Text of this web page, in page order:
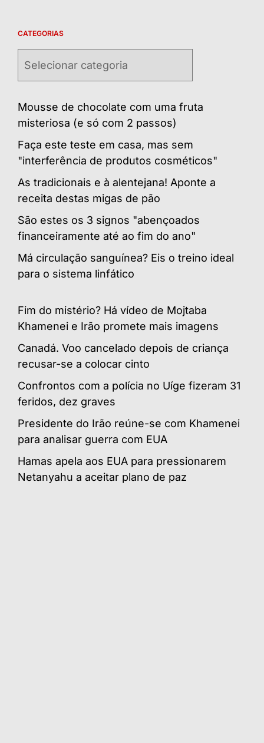
CATEGORIAS
Mousse de chocolate com uma fruta
misteriosa (e só com 2 passos)
Faça este teste em casa, mas sem
"interferência de produtos cosméticos"
As tradicionais e à alentejana! Aponte a
receita destas migas de pão
São estes os 3 signos "abençoados
financeiramente até ao fim do ano"
Má circulação sanguínea? Eis o treino ideal
para o sistema linfático
Fim do mistério? Há vídeo de Mojtaba
Khamenei e Irão promete mais imagens
Canadá. Voo cancelado depois de criança
recusar-se a colocar cinto
Confrontos com a polícia no Uíge fizeram 31
feridos, dez graves
Presidente do Irão reúne-se com Khamenei
para analisar guerra com EUA
Hamas apela aos EUA para pressionarem
Netanyahu a aceitar plano de paz